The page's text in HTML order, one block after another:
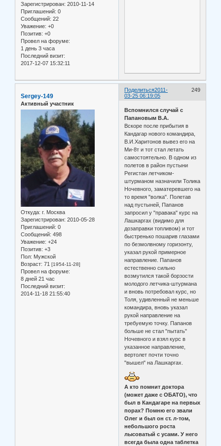
Зарегистрирован: 2010-11-14
Приглашений: 0
Сообщений: 22
Уважение: +0
Позитив: +0
Провел на форуме:
1 день 3 часа
Последний визит:
2017-12-07 15:32:11
Поделиться 249
2011-
03-25 06:19:05
Sergey-149
Активный участник
Откуда: г. Москва
Зарегистрирован: 2010-05-28
Приглашений: 0
Сообщений: 498
Уважение: +24
Позитив: +3
Пол: Мужской
Возраст: 71 [1954-11-28]
Провел на форуме:
8 дней 21 час
Последний визит:
2014-11-18 21:55:40
Вспомнился случай с
Папановым В.А.
Вскоре после прибытия в
Кандагар нового командира,
В.И.Харитонов вывез его на
Ми-8т и тот стал летать
самостоятельно. В одном из
полетов в район пустыни
Регистан летчиком-
штурманом назначили Толика
Ночевного, заматеревшего на
то время "волка". Полетав
над пустыней, Папанов
запросил у "правака" курс на
Лашкаргах (видимо для
дозаправки топливом) и тот
быстренько пошарив глазами
по безмолвному горизонту,
указал рукой примерное
направление. Папанов
естественно сильно
возмутился такой борзости
молодого летчика-штурмана
и вновь потребовал курс, но
Толя, удивленный не меньше
командира, вновь указал
рукой направление на
требуемую точку. Папанов
больше не стал "пытать"
Ночевного и взял курс в
указанное направление,
вертолет почти точно
"вышел" на Лашкаргах.
А кто помнит доктора
(может даже с ОБАТО), что
был в Кандагаре на первых
порах? Помню его звали
Олег и был он ст. л-том,
небольшого роста
лысоватый с усами. У него
всегда была одна таблетка